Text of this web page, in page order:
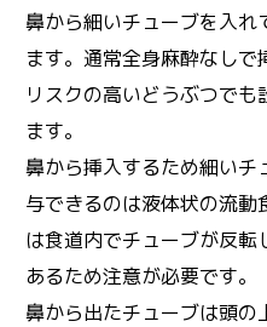
鼻から細いチューブを入れ
ます。通常全身麻酔なし
リスクの高いどうぶつで
ます。
鼻から挿入するため細いチ
与できるのは液体状の流
は食道内でチューブが反
あるため注意が必要です。
鼻から出たチューブは頭の